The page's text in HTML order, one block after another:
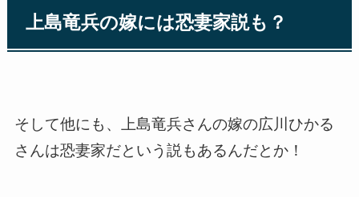
上島竜兵の嫁には恐妻家説も？
そして他にも、上島竜兵さんの嫁の広川ひかる
さんは恐妻家だという説もあるんだとか！